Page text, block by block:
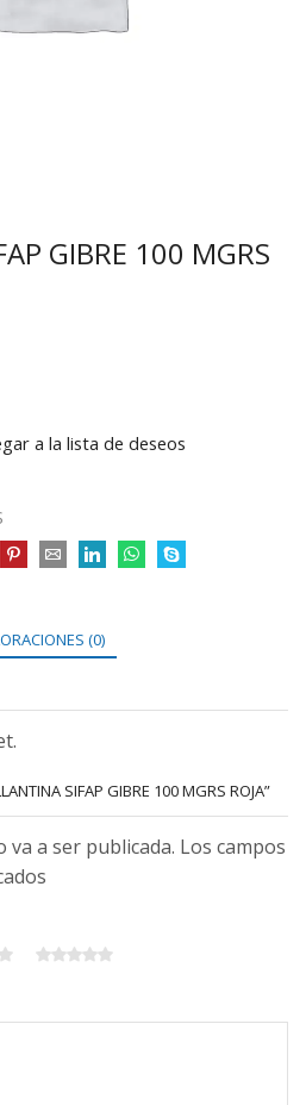
GIBRE 100 MGRS
a la lista de deseos
(0)
SIFAP GIBRE 100 MGRS ROJA”
va a ser publicada. Los campos